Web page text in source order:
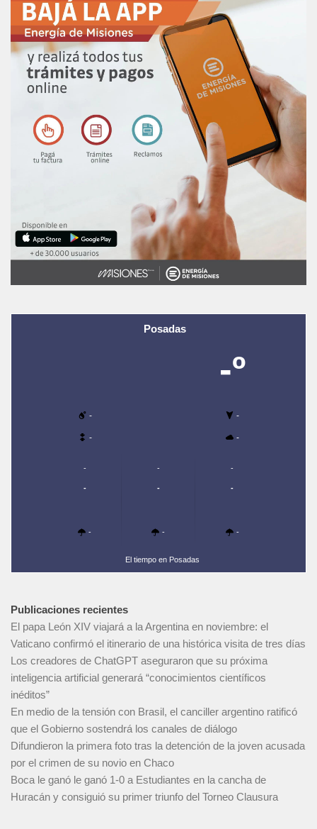
Posadas
-º
- -
- -
-
-
-
-
-
-
-
-
-
El tiempo en Posadas
Publicaciones recientes
El papa León XIV viajará a la Argentina en noviembre: el
Vaticano confirmó el itinerario de una histórica visita de tres días
Los creadores de ChatGPT aseguraron que su próxima
inteligencia artificial generará “conocimientos científicos
inéditos”
En medio de la tensión con Brasil, el canciller argentino ratificó
que el Gobierno sostendrá los canales de diálogo
Difundieron la primera foto tras la detención de la joven acusada
por el crimen de su novio en Chaco
Boca le ganó le ganó 1-0 a Estudiantes en la cancha de
Huracán y consiguió su primer triunfo del Torneo Clausura